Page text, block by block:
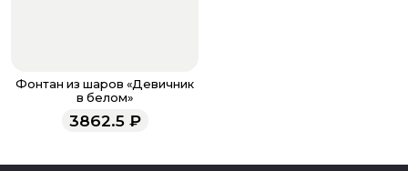
Фонтан из шаров «Девичник
в белом»
3862.5₽